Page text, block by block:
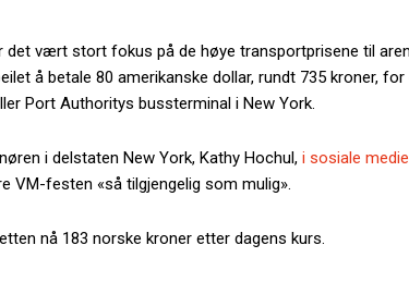
det vært stort fokus på de høye transportprisene til
å betale 80 amerikanske dollar, rundt 735 kroner,
Port Authoritys bussterminal i New York.
i delstaten New York, Kathy Hochul, i sosiale
VM-festen «så tilgjengelig som mulig».
nå 183 norske kroner etter dagens kurs.